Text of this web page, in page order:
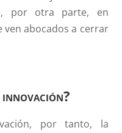
por otra parte, en
ven abocados a cerrar
por tanto, la